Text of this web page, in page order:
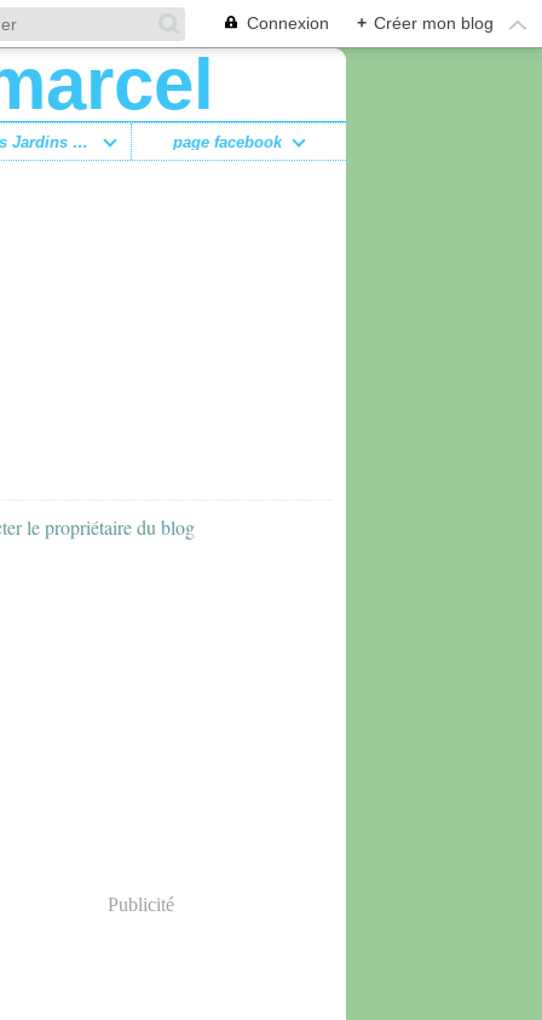
Connexion + Créer mon blog
adhérer à l'amap "des Jardins de marcel" page facebook
le propriétaire du blog
Publicité